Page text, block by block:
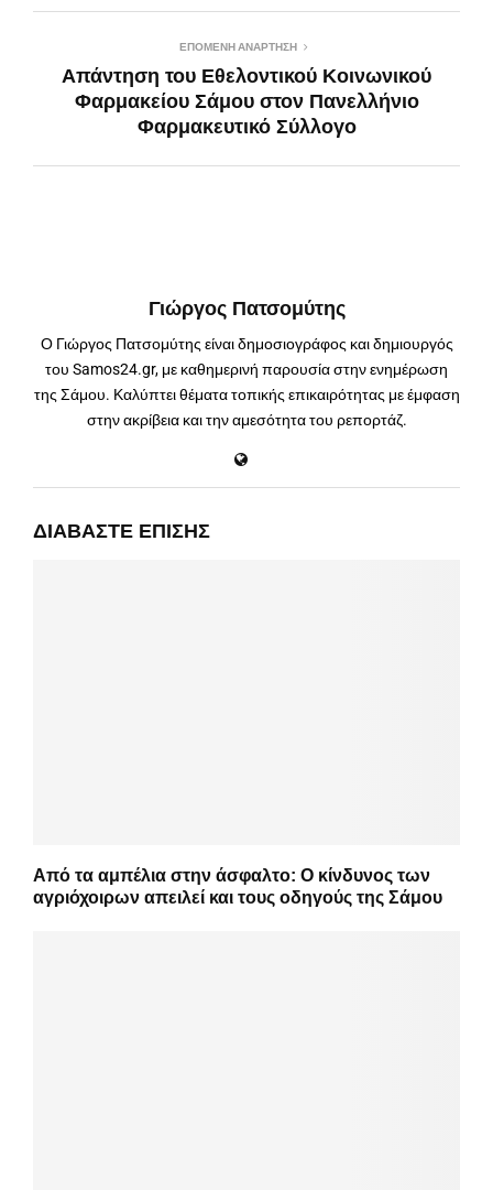
ΕΠΌΜΕΝΗ ΑΝΆΡΤΗΣΗ
Απάντηση του Εθελοντικού Κοινωνικού
Φαρμακείου Σάμου στον Πανελλήνιο
Φαρμακευτικό Σύλλογο
Γιώργος Πατσομύτης
Ο Γιώργος Πατσομύτης είναι δημοσιογράφος και δημιουργός
του Samos24.gr, με καθημερινή παρουσία στην ενημέρωση
της Σάμου. Καλύπτει θέματα τοπικής επικαιρότητας με έμφαση
στην ακρίβεια και την αμεσότητα του ρεπορτάζ.
ΔΙΑΒΆΣΤΕ ΕΠΊΣΗΣ
Από τα αμπέλια στην άσφαλτο: Ο κίνδυνος των
αγριόχοιρων απειλεί και τους οδηγούς της Σάμου